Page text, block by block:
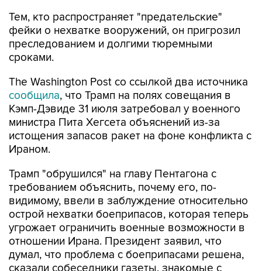
преследованием и долгими тюремными
сроками.
The Washington Post со ссылкой два источника
Кэмп-Дэвиде 31 июля затребовал у военного
министра Пита Хегсета объяснений из-за
истощения запасов ракет на фоне конфликта с
Ираном.
Трамп "обрушился" на главу Пентагона с
видимому, ввели в заблуждение относительно
острой нехватки боеприпасов, которая теперь
угрожает ограничить военные возможности в
отношении Ирана. Президент заявил, что
думал, что проблема с боеприпасами решена,
сказали собеседники газеты, знакомые с
содержанием этой беседы.